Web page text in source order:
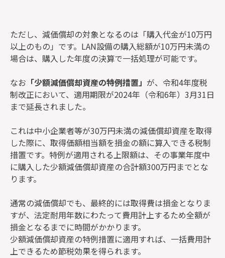
ただし、減価償却の対象となるのは「購入代金が10万円
以上のもの」です。LAN設備の購入総額が10万円未満の
場合は、購入した年度の決算で一括処理が可能です。
なお 「少額減価償却資産の特例措置」 が、令和4年度税
制改正において、適用期限が2024年（令和6年）3月31日
まで延長されました。
これは中小企業者等が30万円未満の減価償却資産を取得
した際に、取得価額相当額を損金の額に算入できる税制
措置です。特例が適用される上限額は、その事業年度中
に購入した少額減価償却資産の合計額300万円までとな
ります。
通常の減価償却でも、最終的には取得費は損金となりま
すが、法定耐用年数にわたって費用計上するため全額が
損金となるまでに時間がかかります。
少額減価償却資産の特例措置に適用すれば、一括費用計
上できるため節税効果を得られます。